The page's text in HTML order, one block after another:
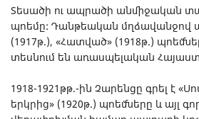
Տեսածի ու ապրածի անմիջական
պոեմը: Դանթեական մղձավանջով
(1917թ.), «Հատված» (1918թ.)
տեսնում են առասպելական
1918-1921թթ.-ին Չարենցը գրել է
երկրից» (1920թ.) պոեմները և այլ